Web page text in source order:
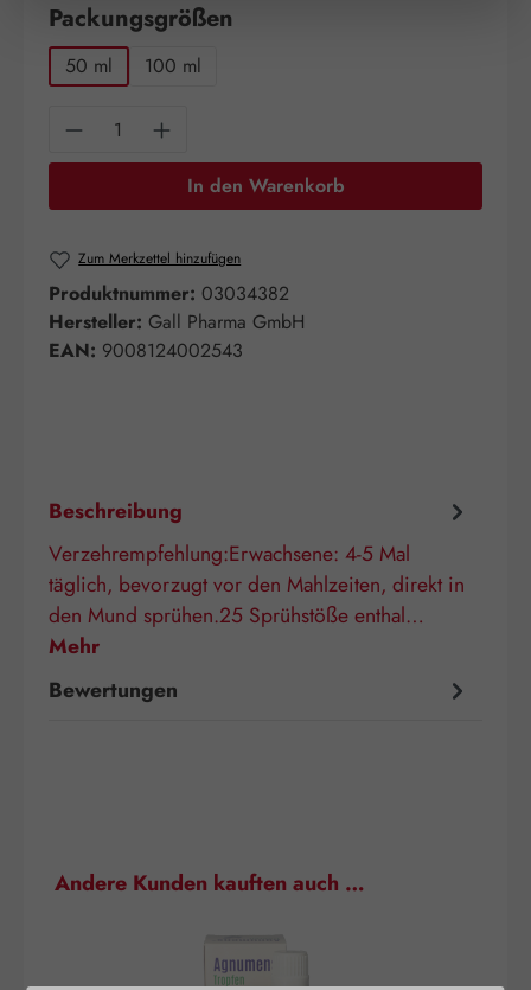
Packungsgrößen
50 ml 100 ml
Produkt Anzahl: Gib den gewünschten
In den Warenkorb
Zum Merkzettel hinzufügen
Produktnummer: 03034382
Hersteller: Gall Pharma GmbH
EAN: 9008124002543
Beschreibung
Verzehrempfehlung:Erwachsene: 4-5 Mal
täglich, bevorzugt vor den Mahlzeiten, direkt in
den Mund sprühen.25 Sprühstöße enthal…
Mehr
Bewertungen
Produktgalerie überspringen
Andere Kunden kauften auch …